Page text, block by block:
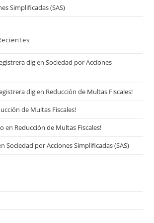
Simplificadas (SAS)
digenSociedad por Acciones
digen Reducción de Multas Fiscales!
de Multas Fiscales!
en Reducción de Multas Fiscales!
Sociedad por Acciones Simplificadas (SAS)